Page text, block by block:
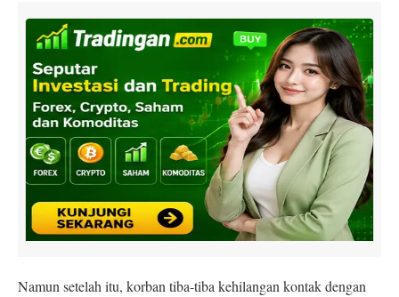
Namun setelah itu, korban tiba-tiba kehilangan kontak dengan